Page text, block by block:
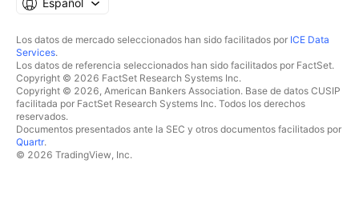
Español
Los datos de mercado seleccionados han sido facilitados por ICE Data
Services.
Los datos de referencia seleccionados han sido facilitados por FactSet.
Copyright © 2026 FactSet Research Systems Inc.
Copyright © 2026, American Bankers Association. Base de datos CUSIP
facilitada por FactSet Research Systems Inc. Todos los derechos
reservados.
Documentos presentados ante la SEC y otros documentos facilitados por
Quartr.
© 2026 TradingView, Inc.